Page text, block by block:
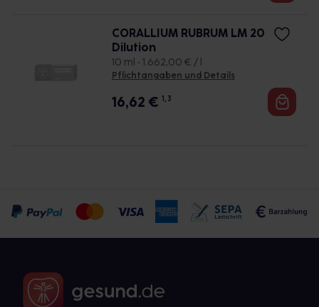
CORALLIUM RUBRUM LM 20
Dilution
10 ml • 1.662,00 € / l
Pflichtangaben und Details
16,62 € 1, 3